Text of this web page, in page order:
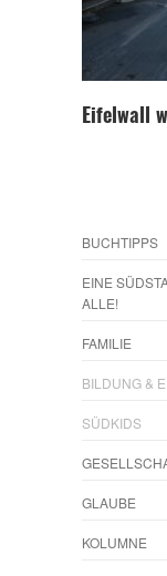
Eifelwall
BUCHTIPPS
EINE
ALLE!
FAMILIE
BILDUNG &
SÜDKIDS
GLAUBE
KOLUMNE